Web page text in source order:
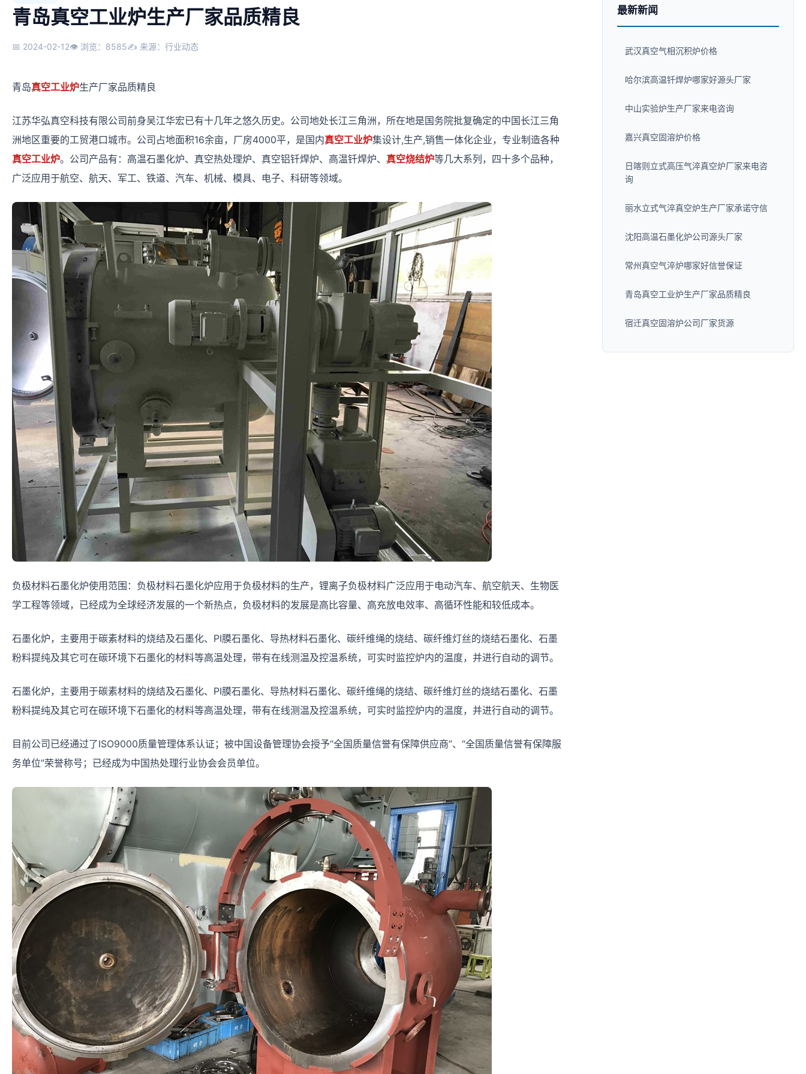
青岛真空工业炉生产厂家品质精良
📅 2024-02-12👁 浏览：8585✍ 来源：行业动态
青岛真空工业炉生产厂家品质精良
江苏华弘真空科技有限公司前身吴江华宏已有十几年之悠久历史。公司地处长江三角洲，所在地是国务院批复确定的中国长江三角
洲地区重要的工贸港口城市。公司占地面积16余亩，厂房4000平，是国内真空工业炉集设计,生产,销售一体化企业，专业制造各种
真空工业炉。公司产品有：高温石墨化炉、真空热处理炉、真空铝钎焊炉、高温钎焊炉、 真空烧结炉等几大系列，四十多个品种，
广泛应用于航空、航天、军工、铁道、汽车、机械、模具、电子、科研等领域。
负极材料石墨化炉使用范围：负极材料石墨化炉应用于负极材料的生产，锂离子负极材料广泛应用于电动汽车、航空航天、生物医
学工程等领域，已经成为全球经济发展的一个新热点，负极材料的发展是高比容量、高充放电效率、高循环性能和较低成本。
石墨化炉，主要用于碳素材料的烧结及石墨化、PI膜石墨化、导热材料石墨化、碳纤维绳的烧结、碳纤维灯丝的烧结石墨化、石墨
粉料提纯及其它可在碳环境下石墨化的材料等高温处理，带有在线测温及控温系统，可实时监控炉内的温度，并进行自动的调节。
石墨化炉，主要用于碳素材料的烧结及石墨化、PI膜石墨化、导热材料石墨化、碳纤维绳的烧结、碳纤维灯丝的烧结石墨化、石墨
粉料提纯及其它可在碳环境下石墨化的材料等高温处理，带有在线测温及控温系统，可实时监控炉内的温度，并进行自动的调节。
目前公司已经通过了ISO9000质量管理体系认证；被中国设备管理协会授予“全国质量信誉有保障供应商”、“全国质量信誉有保障服
务单位”荣誉称号；已经成为中国热处理行业协会会员单位。
最新新闻
武汉真空气相沉积炉价格
哈尔滨高温钎焊炉哪家好源头厂家
中山实验炉生产厂家来电咨询
嘉兴真空固溶炉价格
日喀则立式高压气淬真空炉厂家来电咨
询
丽水立式气淬真空炉生产厂家承诺守信
沈阳高温石墨化炉公司源头厂家
常州真空气淬炉哪家好信誉保证
青岛真空工业炉生产厂家品质精良
宿迁真空固溶炉公司厂家货源